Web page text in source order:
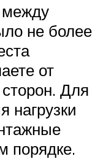
между
не более
от
Для
нагрузки
порядке.